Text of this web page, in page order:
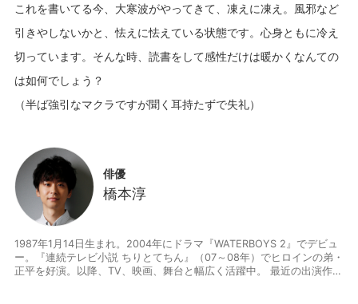
これを書いてる今、大寒波がやってきて、凍えに凍え。風邪など
引きやしないかと、怯えに怯えている状態です。心身ともに冷え
切っています。そんな時、読書をして感性だけは暖かくなんての
は如何でしょう？
俳優
橋本淳
1987年1月14日生まれ。2004年にドラマ『WATERBOYS 2』でデビュ
ー。『連続テレビ小説 ちりとてちん』（07～08年）でヒロインの弟・
正平を好演。以降、TV、映画、舞台と幅広く活躍中。 最近の出演作